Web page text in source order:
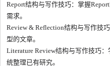
Report结构与写作技巧：掌握
需求。
Review & Reflection结构与写作技
型的文章。
Literature Review结构与写作技巧
统整理已有研究。